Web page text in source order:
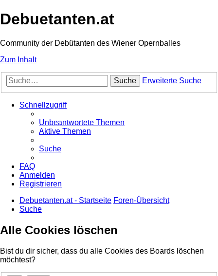
Debuetanten.at
Community der Debütanten des Wiener Opernballes
Zum Inhalt
Suche Erweiterte Suche
Schnellzugriff
Unbeantwortete Themen
Aktive Themen
Suche
FAQ
Anmelden
Registrieren
Debuetanten.at - Startseite Foren-Übersicht
Suche
Alle Cookies löschen
Bist du dir sicher, dass du alle Cookies des Boards löschen
möchtest?